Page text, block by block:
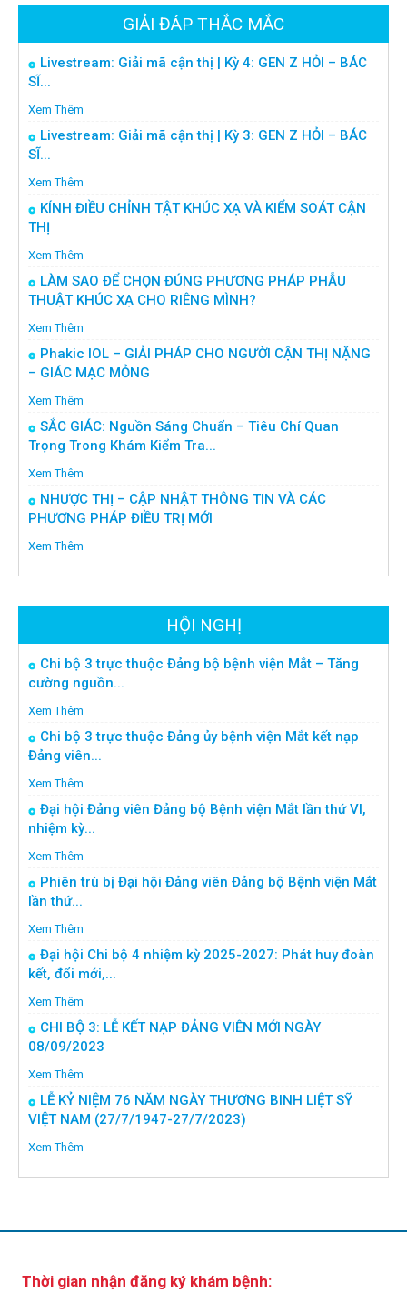
GIẢI ĐÁP THẮC MẮC
Livestream: Giải mã cận thị | Kỳ 4: GEN Z HỎI – BÁC
SĨ...
Xem Thêm
Livestream: Giải mã cận thị | Kỳ 3: GEN Z HỎI – BÁC
SĨ...
Xem Thêm
KÍNH ĐIỀU CHỈNH TẬT KHÚC XẠ VÀ KIỂM SOÁT CẬN
THỊ
Xem Thêm
LÀM SAO ĐỂ CHỌN ĐÚNG PHƯƠNG PHÁP PHẪU
THUẬT KHÚC XẠ CHO RIÊNG MÌNH?
Xem Thêm
Phakic IOL – GIẢI PHÁP CHO NGƯỜI CẬN THỊ NẶNG
– GIÁC MẠC MỎNG
Xem Thêm
SẮC GIÁC: Nguồn Sáng Chuẩn – Tiêu Chí Quan
Trọng Trong Khám Kiểm Tra...
Xem Thêm
NHƯỢC THỊ – CẬP NHẬT THÔNG TIN VÀ CÁC
PHƯƠNG PHÁP ĐIỀU TRỊ MỚI
Xem Thêm
HỘI NGHỊ
Chi bộ 3 trực thuộc Đảng bộ bệnh viện Mắt – Tăng
cường nguồn...
Xem Thêm
Chi bộ 3 trực thuộc Đảng ủy bệnh viện Mắt kết nạp
Đảng viên...
Xem Thêm
Đại hội Đảng viên Đảng bộ Bệnh viện Mắt lần thứ VI,
nhiệm kỳ...
Xem Thêm
Phiên trù bị Đại hội Đảng viên Đảng bộ Bệnh viện Mắt
lần thứ...
Xem Thêm
Đại hội Chi bộ 4 nhiệm kỳ 2025-2027: Phát huy đoàn
kết, đổi mới,...
Xem Thêm
CHI BỘ 3: LỄ KẾT NẠP ĐẢNG VIÊN MỚI NGÀY
08/09/2023
Xem Thêm
LỄ KỶ NIỆM 76 NĂM NGÀY THƯƠNG BINH LIỆT SỸ
VIỆT NAM (27/7/1947-27/7/2023)
Xem Thêm
Thời gian nhận đăng ký khám bệnh: